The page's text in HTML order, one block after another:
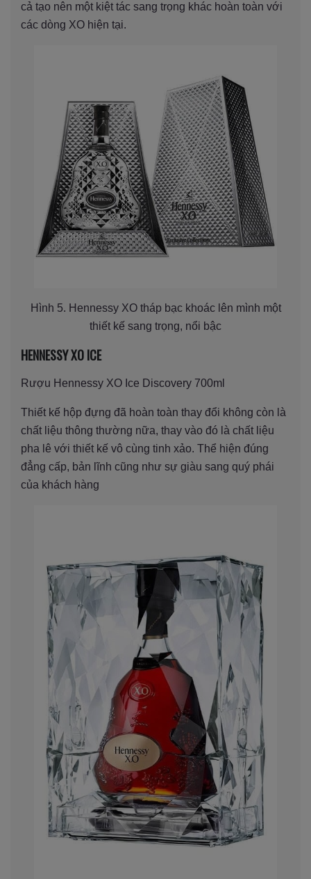
cả tạo nên một kiệt tác sang trọng khác hoàn toàn với
các dòng XO hiện tại.
Hình 5. Hennessy XO tháp bạc khoác lên mình một
thiết kế sang trọng, nổi bậc
HENNESSY XO ICE
Rượu Hennessy XO Ice Discovery 700ml
Thiết kế hộp đựng đã hoàn toàn thay đổi không còn là
chất liệu thông thường nữa, thay vào đó là chất liệu
pha lê với thiết kế vô cùng tinh xảo. Thể hiện đúng
đẳng cấp, bản lĩnh cũng như sự giàu sang quý phái
của khách hàng